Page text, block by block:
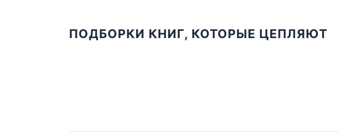
ПОДБОРКИ КНИГ, КОТОРЫЕ ЦЕПЛЯЮТ